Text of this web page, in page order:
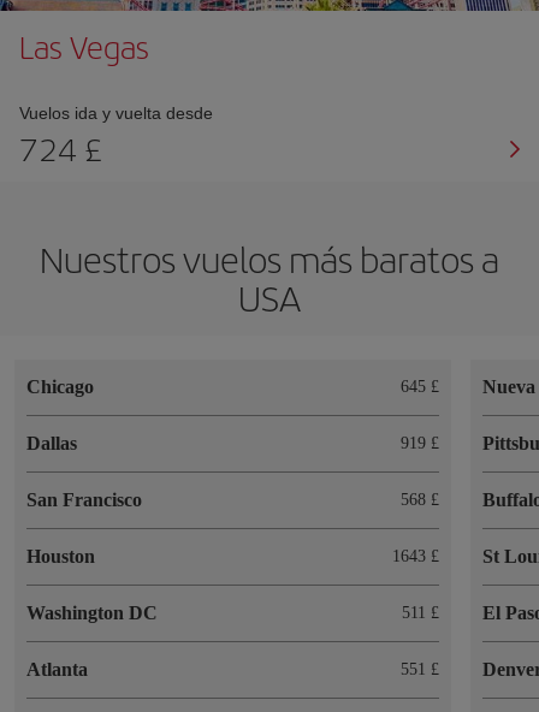
Las Vegas
Vuelos ida y vuelta desde
724 £
Nuestros vuelos más baratos a
USA
Chicago 645 £
Dallas 919 £
San Francisco 568 £
Houston 1643 £
Washington DC 511 £
Atlanta 551 £
St
El